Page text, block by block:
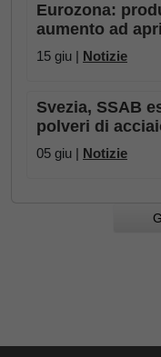
Eurozona:
aumento ad
15 giu | Notizie
Svezia, SSAB
polveri di
05 giu | Notizie